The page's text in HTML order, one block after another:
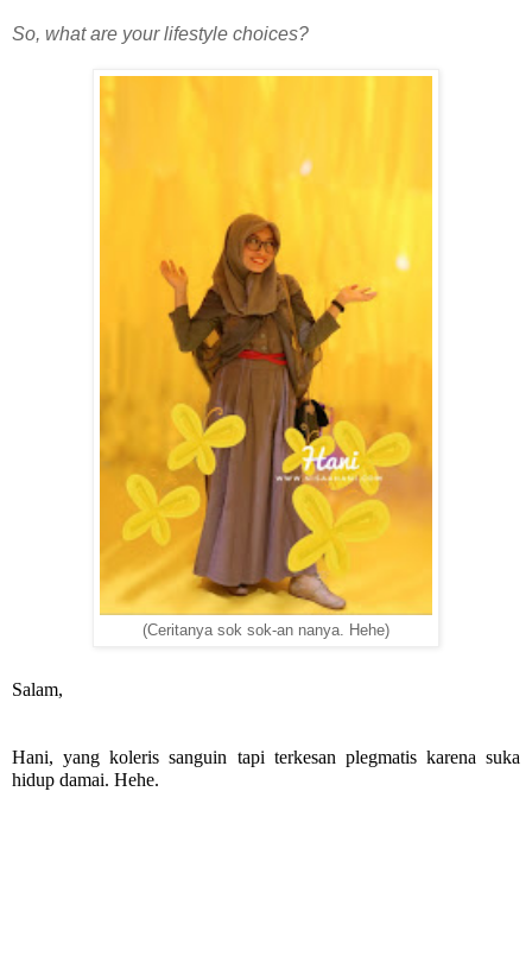
So, what are your lifestyle choices?
(Ceritanya sok sok-an nanya. Hehe)
Salam,
Hani, yang koleris sanguin tapi terkesan plegmatis karena suka
hidup damai. Hehe.